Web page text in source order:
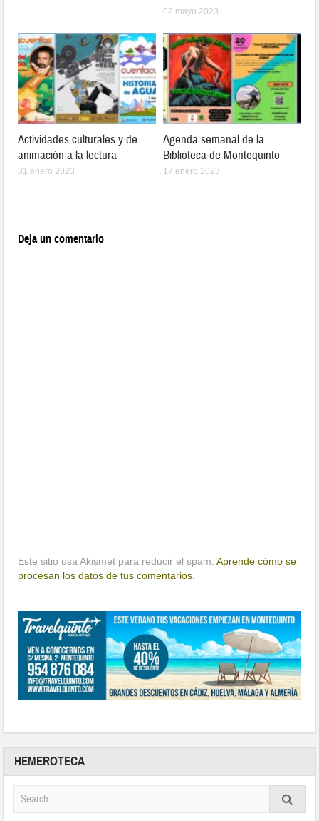
02 mayo 2023
Actividades culturales y de
animación a la lectura
31 enero 2023
Agenda semanal de la
Biblioteca de Montequinto
17 enero 2023
Deja un comentario
Este sitio usa Akismet para reducir el spam.Aprende cómo se
procesan los datos de tus comentarios.
HEMEROTECA